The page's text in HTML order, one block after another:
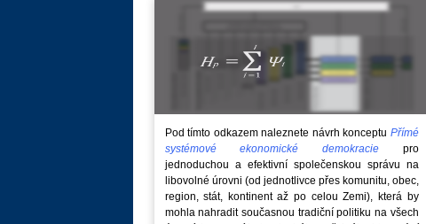
Pod tímto odkazem naleznete návrh konceptu Přímé
systémové ekonomické demokracie pro
jednoduchou a efektivní společenskou správu na
libovolné úrovni (od jednotlivce přes komunitu, obec,
region, stát, kontinent až po celou Zemi), která by
mohla nahradit současnou tradiční politiku na všech